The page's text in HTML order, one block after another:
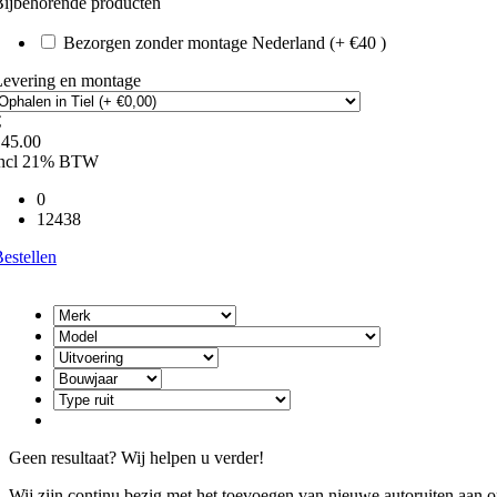
Bezorgen zonder montage Nederland (+ €40 )
en montage
21% BTW
0
12438
Geen resultaat? Wij helpen u verder!